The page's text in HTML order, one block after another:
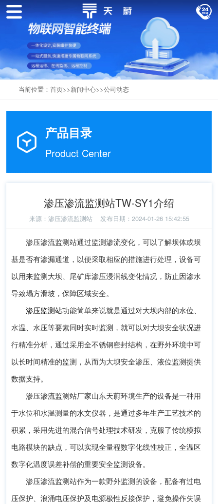
当前位置： 首页>>新闻中心>>公司动态
产品目录
Product Center
渗压渗流监测站TW-SY1介绍
来源： 渗压渗流监测站发布日期：2024-01-26 15:42:55
渗压渗流监测站通过监测渗流变化，可以了解坝体或坝
基是否有渗漏通道，以便采取相应的措施进行处理，设备可
以用来监测大坝、尾矿库渗压浸润线变化情况，防止因渗水
导致塌方滑坡，保障区域安全。
渗压监测站功能简单来说就是通过对大坝内部的水位、
水温、水压等要素同时实时监测，就可以对大坝安全状况进
行精准分析，通过采用全不锈钢密封结构，在野外环境中可
以长时间精准的监测，从而为大坝安全渗压、液位监测提供
数据支持。
渗压渗流监测站厂家山东天蔚环境生产的设备是一种用
于水位和水温测量的水文仪器，是通过多年生产工艺技术的
积累，采用先进的混合信号处理技术研发，克服了传统模拟
电路模块的缺点，可以实现全量程数字化线性校正，全温区
数字化温度误差补偿的重要安全监测设备。
渗压渗流监测站作为一款野外监测的设备，配备有过电
压保护、浪涌电压保护及电源极性反接保护，避免操作失误